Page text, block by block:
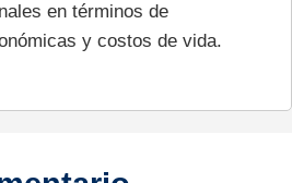
en términos de
y costos de vida.